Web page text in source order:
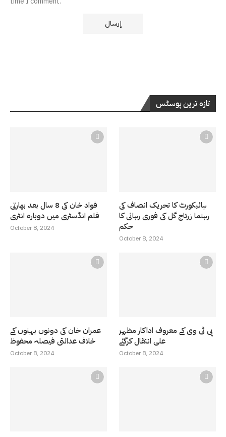
تازہ ترین پوسٹس
فواد خان کی 8 سال بعد بھارتی
فلم انڈسٹری میں دوبارہ انٹری
October 8, 2024
ہائیکورٹ کا تحریک انصاف کی
رہنما زرتاج گل کی فوری رہائی کا
حکم
October 8, 2024
عمران خان کی دونوں بہنوں کے
خلاف عدالتی فیصلہ محفوظ
October 8, 2024
پی ٹی وی کے معروف اداکار مظہر
علی انتقال کرگئے
October 8, 2024